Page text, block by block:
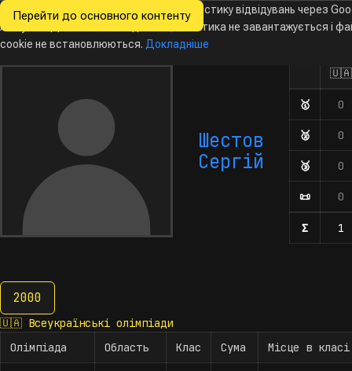
Перейти до основного контенту
Всеукраїнські
з інформатики
НовиниОлімпіадиКалендарБаза даних
Шестов
Сергій
🇺🇦
🥇 0
🥈 0
🥉 0
📜 0
Σ 1
2000
2000
🇺🇦 Всеукраїнські олімпіади
Олімпіада
Область Клас Сума Місце в класі
Ми хочемо збирати знеособлену статистику відвідувань через
Analytics. Доки ви не погодитесь, аналітика не завантажується і
cookie не встановлюються. Докладніше